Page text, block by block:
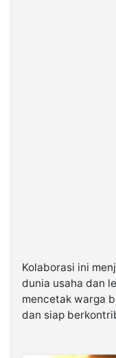
Kolaborasi ini
dunia usaha dan
mencetak warga
dan siap